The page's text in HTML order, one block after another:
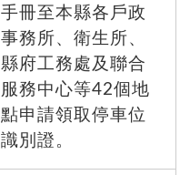
手冊至本縣各戶政
事務所、衛生所、
縣府工務處及聯合
服務中心等42個地
點申請領取停車位
識別證。